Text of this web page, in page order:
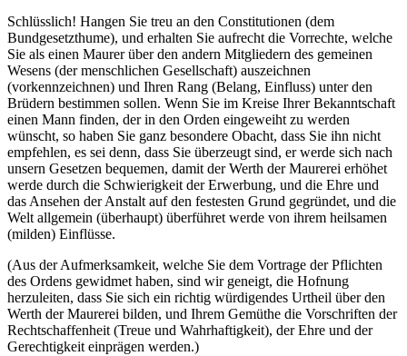
Schlüsslich! Hangen Sie treu an den Constitutionen (dem
Bundgesetzthume), und erhalten Sie aufrecht die Vorrechte, welche
Sie als einen Maurer über den andern Mitgliedern des gemeinen
Wesens (der menschlichen Gesellschaft) auszeichnen
(vorkennzeichnen) und Ihren Rang (Belang, Einfluss) unter den
Brüdern bestimmen sollen. Wenn Sie im Kreise Ihrer Bekanntschaft
einen Mann finden, der in den Orden eingeweiht zu werden
wünscht, so haben Sie ganz besondere Obacht, dass Sie ihn nicht
empfehlen, es sei denn, dass Sie überzeugt sind, er werde sich nach
unsern Gesetzen bequemen, damit der Werth der Maurerei erhöhet
werde durch die Schwierigkeit der Erwerbung, und die Ehre und
das Ansehen der Anstalt auf den festesten Grund gegründet, und die
Welt allgemein (überhaupt) überführet werde von ihrem heilsamen
(milden) Einflüsse.
(Aus der Aufmerksamkeit, welche Sie dem Vortrage der Pflichten
des Ordens gewidmet haben, sind wir geneigt, die Hofnung
herzuleiten, dass Sie sich ein richtig würdigendes Urtheil über den
Werth der Maurerei bilden, und Ihrem Gemüthe die Vorschriften der
Rechtschaffenheit (Treue und Wahrhaftigkeit), der Ehre und der
Gerechtigkeit einprägen werden.)